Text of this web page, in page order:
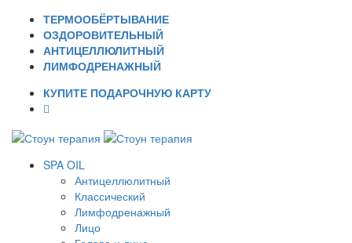
ТЕРМООБЁРТЫВАНИЕ
ОЗДОРОВИТЕЛЬНЫЙ
АНТИЦЕЛЛЮЛИТНЫЙ
ЛИМФОДРЕНАЖНЫЙ
КУПИТЕ ПОДАРОЧНУЮ КАРТУ
SPA OIL
Антицеллюлитный
Классический
Лимфодренажный
Лицо